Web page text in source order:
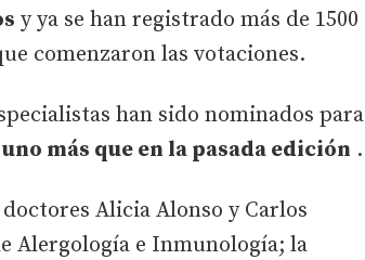
y ya se han registrado más de 1500
comenzaron las votaciones.
han sido nominados para
uno más que en la pasada edición .
Alicia Alonso y Carlos
Alergología e Inmunología; la